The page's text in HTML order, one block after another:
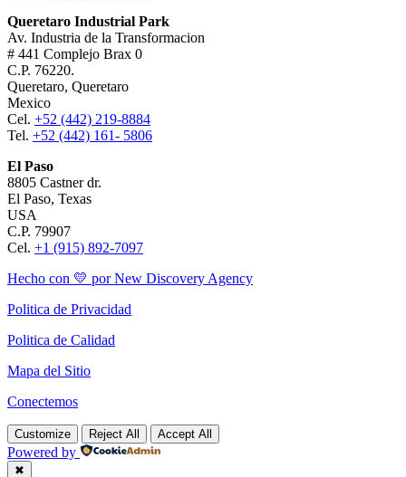
Queretaro Industrial Park
Av. Industria de la Transformacion
# 441 Complejo Brax 0
C.P. 76220.
Queretaro, Queretaro
Mexico
Cel. +52 (442) 219-8884
Tel. +52 (442) 161- 5806
El Paso
8805 Castner dr.
El Paso, Texas
USA
C.P. 79907
Cel. +1 (915) 892-7097
Hecho con 💛 por New Discovery Agency
Politica de Privacidad
Politica de Calidad
Mapa del Sitio
Conectemos
Customize Reject All Accept All
Powered by
✖